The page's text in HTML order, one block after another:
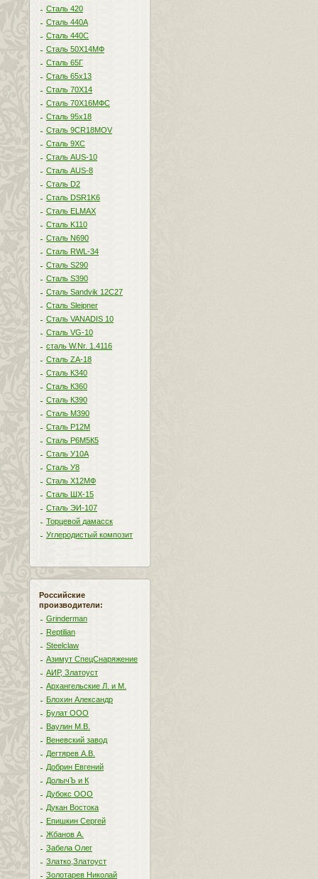
Сталь 420
Сталь 440A
Сталь 440С
Сталь 50Х14МФ
Сталь 65Г
Сталь 65х13
Сталь 70Х14
Сталь 70Х16МФС
Сталь 95х18
Сталь 9CR18MOV
Сталь 9ХС
Сталь AUS-10
Сталь AUS-8
Сталь D2
Сталь DSR1K6
Сталь ELMAX
Сталь K110
Сталь N690
Сталь RWL-34
Сталь S290
Сталь S390
Сталь Sandvik 12C27
Сталь Sleipner
Сталь VANADIS 10
Сталь VG-10
сталь W.Nr. 1.4116
Сталь ZA-18
Сталь К340
Сталь К360
Сталь К390
Сталь М390
Сталь Р12М
Сталь Р6М5К5
Сталь У10А
Сталь У8
Сталь Х12МФ
Сталь ШХ-15
Сталь ЭИ-107
Торцевой дамасск
Углеродистый композит
Российские
производители:
Grinderman
Reptilian
Steelclaw
Азимут СпецСнаряжение
АИР, Златоуст
Архангельские Л. и М.
Блохин Александр
Булат ООО
Ваулин М.В.
Веневский завод
Дегтярев А.В.
Добрин Евгений
ДолычЪ и К
Дубокс ООО
Дукан Востока
Епишкин Сергей
Жбанов А.
Забела Олег
Златко,Златоуст
Золотарев Николай